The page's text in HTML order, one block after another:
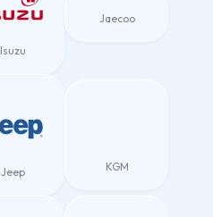
Isuzu
Jaecoo
Jeep KGM